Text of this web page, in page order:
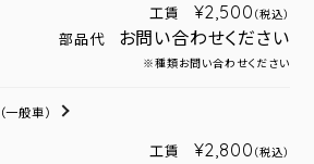
工賃 ¥2,500 （税込）
部品代 お問い合わせください
※種類お問い合わせください
（一般車）
工賃 ¥2,800 （税込）